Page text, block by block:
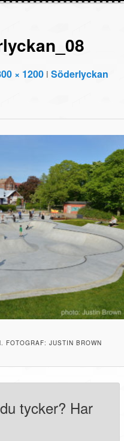
× 1200 iSöderlyckan
FOTOGRAF: JUSTIN BROWN
tycker? Har